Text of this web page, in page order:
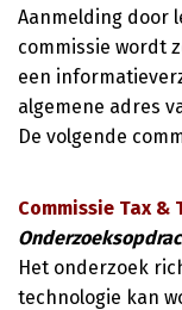
Aanmelding door
commissie wordt
een
algemene adres
De volgende
Commissie Tax &
Het onderzoek
technologie kan